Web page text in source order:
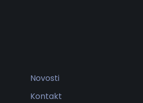
Novosti
Kontakt